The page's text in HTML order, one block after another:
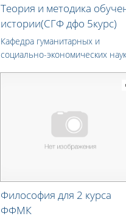
Теория и методика
истории(СГФ дфо 5курс)
Кафедра гуманитарных и
социально-экономических наук
Философия для 2 курса
ФФМК